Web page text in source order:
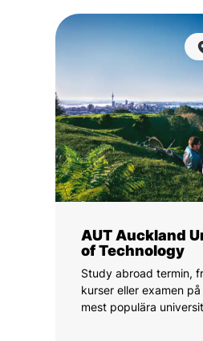
AUT Auckland
of Technology
Study abroad termin,
kurser eller examen
mest populära